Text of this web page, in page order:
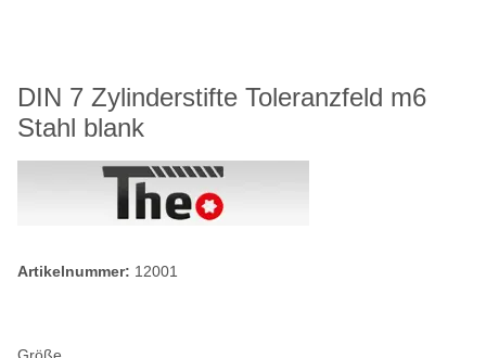
DIN 7 Zylinderstifte Toleranzfeld m6
Stahl blank
Artikelnummer: 12001